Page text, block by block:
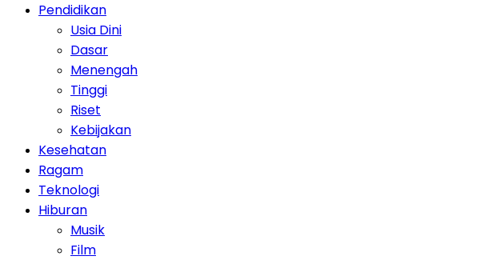
Pendidikan
Usia Dini
Dasar
Menengah
Tinggi
Riset
Kebijakan
Kesehatan
Ragam
Teknologi
Hiburan
Musik
Film